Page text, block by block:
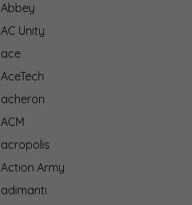
Abbey
AC Unity
ace
AceTech
acheron
ACM
acropolis
Action Army
adimanti